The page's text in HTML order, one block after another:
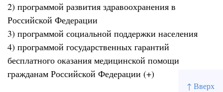
↑ Вверх
2) программой развития здравоохранения в
Российской Федерации
3) программой социальной поддержки населения
4) программой государственных гарантий
бесплатного оказания медицинской помощи
гражданам Российской Федерации (+)